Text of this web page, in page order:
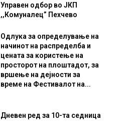
Управен одбор во ЈКП
,,Комуналец” Пехчево
Одлука за определување на
начинот на распределба и
цената за користење на
просторот на плоштадот, за
вршење на дејности за
време на Фестивалот на...
Дневен ред за 10-та седница